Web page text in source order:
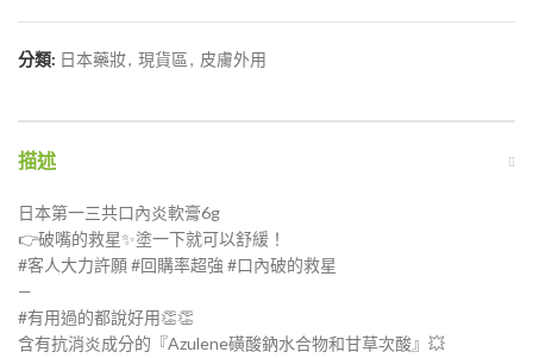
分類: 日本藥妝, 現貨區, 皮膚外用
描述
日本第一三共口內炎軟膏6g
👉破嘴的救星✨塗一下就可以舒緩！
#客人大力許願 #回購率超強 #口內破的救星
—
#有用過的都說好用👏👏
含有抗消炎成分的『Azulene磺酸鈉水合物和甘草次酸』💥